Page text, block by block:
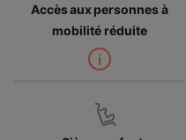
Accès aux personnes à
mobilité réduite